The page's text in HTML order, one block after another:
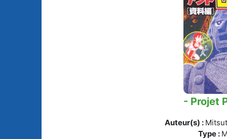
Tous les animes (604)
Mangas en cours
(Publics) (11)
Mangas terminés
(Privés) (132)
Mangas terminés
(Publics) (88)
Mangas en pause
Mangas licenciés
- Projet
Auteur(s) :
Type :